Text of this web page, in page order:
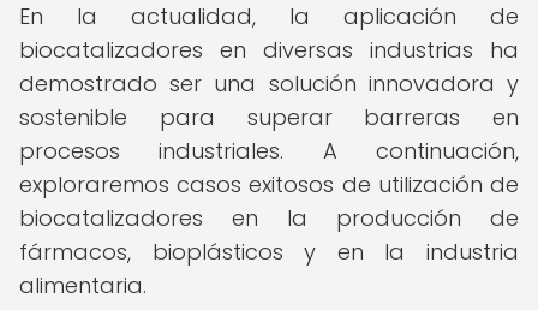
En la actualidad, la aplicación de
biocatalizadores en diversas industrias ha
demostrado ser una solución innovadora y
sostenible para superar barreras en
procesos industriales. A continuación,
exploraremos casos exitosos de utilización de
biocatalizadores en la producción de
fármacos, bioplásticos y en la industria
alimentaria.